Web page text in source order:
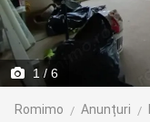
1 / 6
Romimo Anunțuri